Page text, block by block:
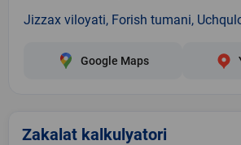
Jizzax viloyati, Forish tumani,
Google Maps
Zakalat kalkulyatori